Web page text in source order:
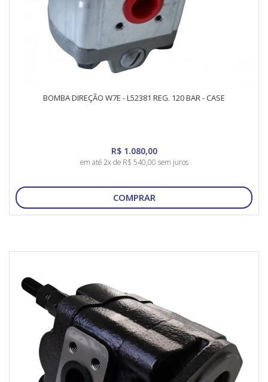
BOMBA DIREÇÃO W7E - L52381 REG. 120 BAR - CASE
R$ 1.080,00
em até 2x de R$ 540,00 sem juros
COMPRAR